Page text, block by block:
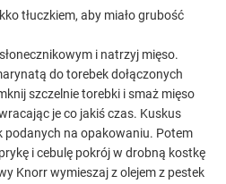
tłuczkiem, aby miało grubość
i natrzyj mięso.
do torebek dołączonych
szczelnie torebki i smaż mięso
je co jakiś czas. Kuskus
podanych na opakowaniu. Potem
i cebulę pokrój w drobną kostkę
Knorr wymieszaj z olejem z pestek